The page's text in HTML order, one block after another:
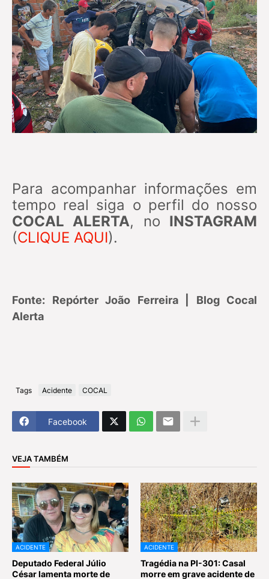
Para acompanhar informações em
tempo real siga o perfil do nosso
COCAL ALERTA, no INSTAGRAM
(CLIQUE AQUI).
Fonte: Repórter João Ferreira | Blog Cocal
Alerta
Tags Acidente COCAL
Facebook
VEJA TAMBÉM
ACIDENTE
Deputado Federal Júlio
César lamenta morte de
ACIDENTE
Tragédia na PI-301: Casal
morre em grave acidente de